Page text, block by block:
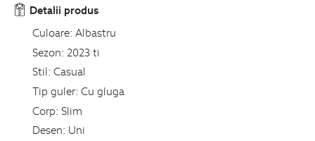
Detalii produs
Culoare: Albastru
Sezon: 2023 ti
Stil: Casual
Tip guler: Cu gluga
Corp: Slim
Desen: Uni